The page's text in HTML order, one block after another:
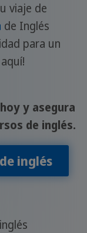
viaje de
de Inglés
para un
y asegura
de inglés.
inglés